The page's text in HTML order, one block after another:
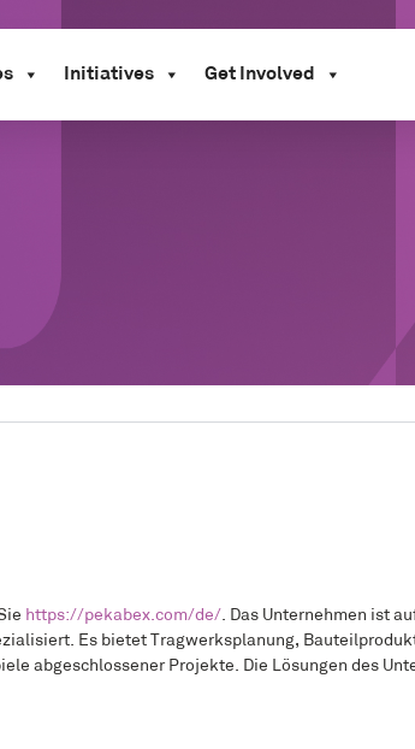
Initiatives Get Involved
https://pekabex.com/de/. Das Unternehmen ist
Es bietet Tragwerksplanung,
abgeschlossener Projekte. Die Lösungen des